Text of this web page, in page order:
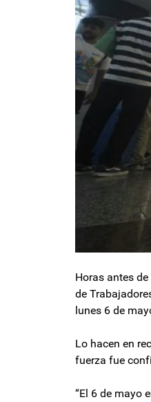
Horas antes
de
lunes 6 de
Lo hacen en
fuerza fue
“El 6 de mayo